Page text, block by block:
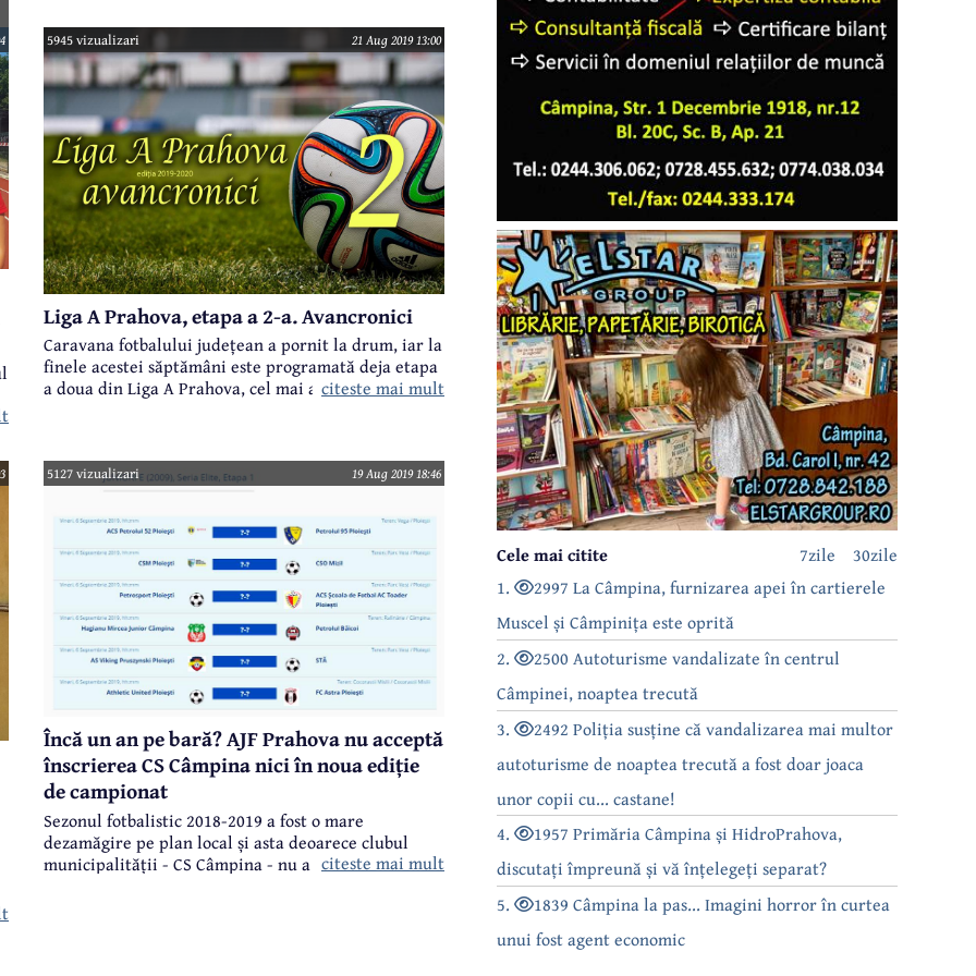
5945 vizualizari 21 Aug 2019 13:00
Liga A Prahova, etapa a 2-a. Avancronici
Caravana fotbalului județean a pornit la drum, iar la
finele acestei săptămâni este programată deja etapa
a doua din Liga A Prahova, cel mai atractiv meci al
acest sezon, dar fiind învinse în prima rundă. Iată și
delegările arbitrilor și observatorilor:
citeste mai mult
5127 vizualizari 19 Aug 2019 18:46
Încă un an pe bară? AJF Prahova nu acceptă
înscrierea CS Câmpina nici în noua ediție
de campionat
Sezonul fotbalistic 2018-2019 a fost o mare
dezamăgire pe plan local și asta deoarece clubul
municipalității - CS Câmpina - nu a fost înscris în
citeste mai mult
30zile
7zile
Cele mai citite
1.
2997 La Câmpina, furnizarea apei în cartierele
Muscel și Câmpinița este oprită
2.
2500 Autoturisme vandalizate în centrul
Câmpinei, noaptea trecută
3.
2492 Poliția susține că vandalizarea mai multor
autoturisme de noaptea trecută a fost doar joaca
unor copii cu... castane!
4.
1957 Primăria Câmpina și HidroPrahova,
discutați împreună și vă înțelegeți separat?
5.
1839 Câmpina la pas... Imagini horror în curtea
unui fost agent economic